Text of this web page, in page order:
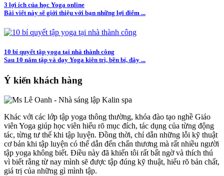
3 lợi ích của học Yoga online
Bài viết này sẽ giới thiệu với bạn những lợi điểm ...
10 bí quyết tập yoga tại nhà thành công
Sau 10 năm tập và dạy Yoga kiên trì, bền bỉ, đây ...
Ý kiến khách hàng
Khác với các lớp tập yoga thông thường, khóa đào tạo nghề Giáo
viên Yoga giúp học viên hiểu rõ mục đích, tác dụng của từng động
tác, từng tư thế khi tập luyện. Đồng thời, chỉ dẫn những lỗi kỹ thuật
cơ bản khi tập luyện có thể dẫn đến chấn thương mà rất nhiều người
tập yoga không biết. Điều này đã khiến tôi rất bất ngờ và thích thú
vì biết rằng từ nay mình sẽ được tập đúng kỹ thuật, hiểu rõ bản chất,
giá trị của những gì mình tập.